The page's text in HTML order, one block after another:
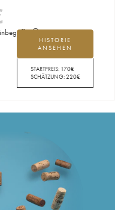
HISTORIE
ANSEHEN
STARTPREIS: 170€
SCHÄTZUNG:220€